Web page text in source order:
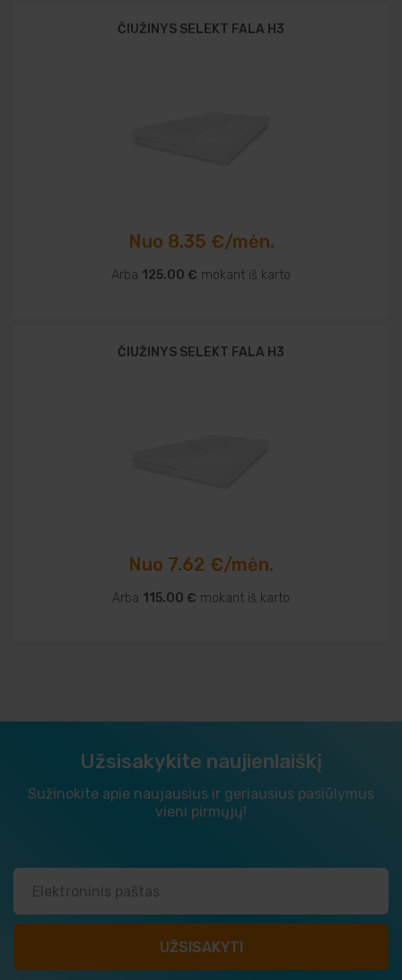
ČIUŽINYS SELEKT FALA H3
Nuo 8.35 €/mėn.
Arba 125.00 € mokant iš karto
ČIUŽINYS SELEKT FALA H3
Nuo 7.62 €/mėn.
Arba 115.00 € mokant iš karto
Užsisakykite naujienlaiškį
Sužinokite apie naujausius ir geriausius pasiūlymus
vieni pirmųjų!